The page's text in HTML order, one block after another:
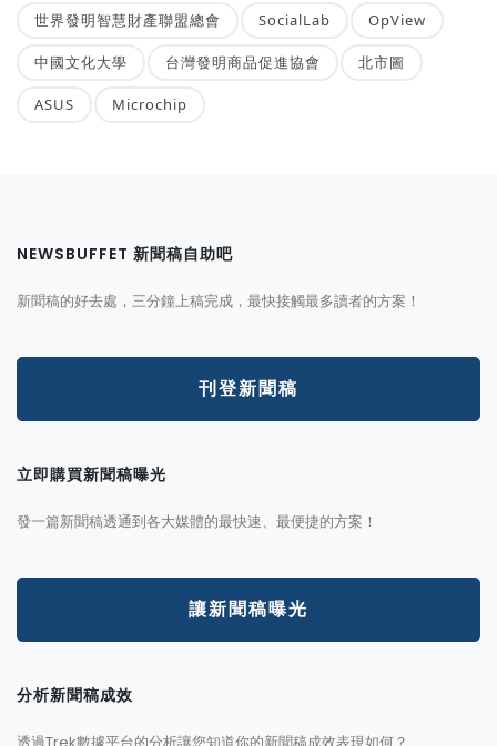
世界發明智慧財產聯盟總會 SocialLab OpView
中國文化大學 台灣發明商品促進協會 北市圖
ASUS Microchip
NEWSBUFFET 新聞稿自助吧
新聞稿的好去處，三分鐘上稿完成，最快接觸最多讀者的方案！
刊登新聞稿
立即購買新聞稿曝光
發一篇新聞稿透通到各大媒體的最快速、最便捷的方案！
讓新聞稿曝光
分析新聞稿成效